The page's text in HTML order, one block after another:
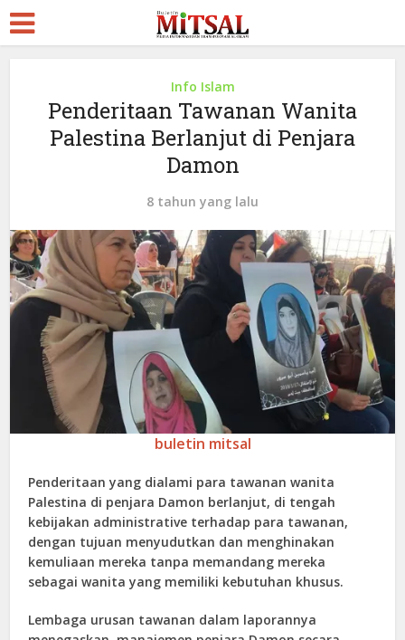
Info Islam
Penderitaan Tawanan Wanita
Palestina Berlanjut di Penjara
Damon
8 tahun yang lalu
buletin mitsal
Penderitaan yang dialami para tawanan wanita
Palestina di penjara Damon berlanjut, di tengah
kebijakan administrative terhadap para tawanan,
dengan tujuan menyudutkan dan menghinakan
kemuliaan mereka tanpa memandang mereka
sebagai wanita yang memiliki kebutuhan khusus.
Lembaga urusan tawanan dalam laporannya